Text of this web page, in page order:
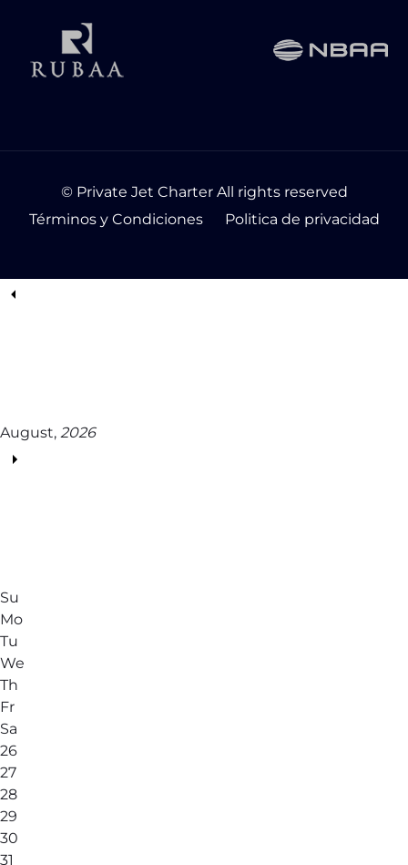
© Private Jet Charter All rights reserved
Términos y Condiciones
Politica de privacidad
August, 2026
Su
Mo
Tu
We
Th
Fr
Sa
26
27
28
29
30
31